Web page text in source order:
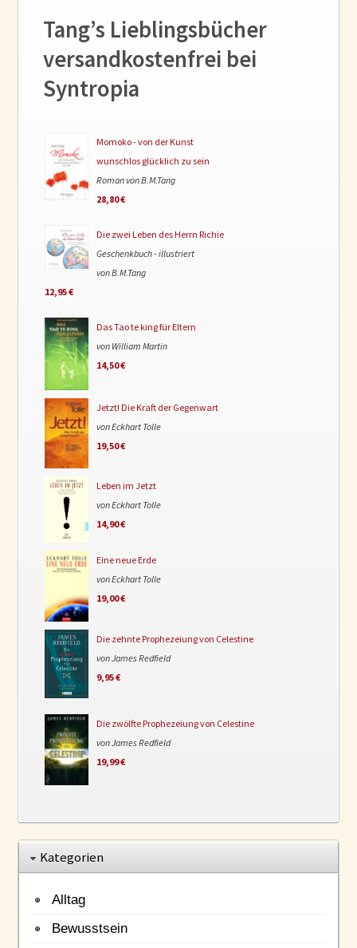
Tang’s Lieblingsbücher
versandkostenfrei bei
Syntropia
Momoko - von der Kunst
wunschlos glücklich zu sein
Roman von B.M.Tang
28,80 €
Die zwei Leben des Herrn Richie
Geschenkbuch - illustriert
von B.M.Tang
12,95 €
Das Tao te king für Eltern
von William Martin
14,50 €
Jetzt! Die Kraft der Gegenwart
von Eckhart Tolle
19,50 €
Leben im Jetzt
von Eckhart Tolle
14,90 €
Eine neue Erde
von Eckhart Tolle
19,00 €
Die zehnte Prophezeiung von Celestine
von James Redfield
9,95 €
Die zwölfte Prophezeiung von Celestine
von James Redfield
19,99 €
Kategorien
Alltag
Bewusstsein